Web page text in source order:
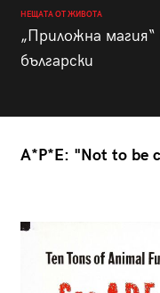
НЕЩАТА ОТ ЖИВОТА
„Приложна
български
A*P*E: "Not to be